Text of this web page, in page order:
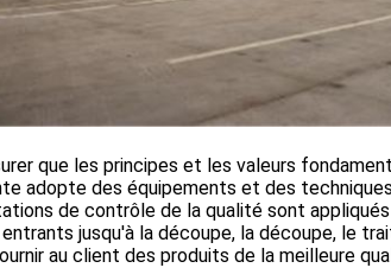
que les principes et les valeurs
adopte des équipements et des
de contrôle de la qualité sont
jusqu'à la découpe, la découpe, le
au client des produits de la meilleure